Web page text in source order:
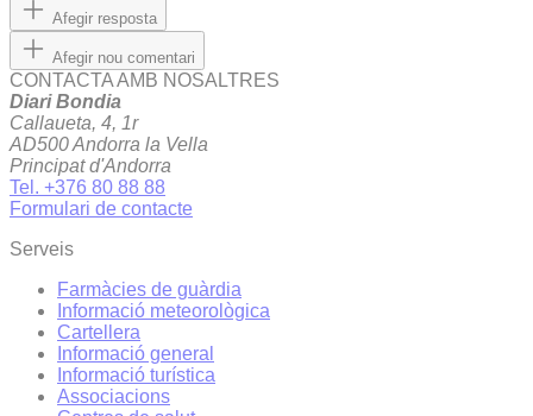
Afegir resposta
Afegir nou comentari
CONTACTA AMB NOSALTRES
Diari Bondia
Callaueta, 4, 1r
AD500 Andorra la Vella
Principat d'Andorra
Tel. +376 80 88 88
Formulari de contacte
Serveis
Farmàcies de guàrdia
Informació meteorològica
Cartellera
Informació general
Informació turística
Associacions